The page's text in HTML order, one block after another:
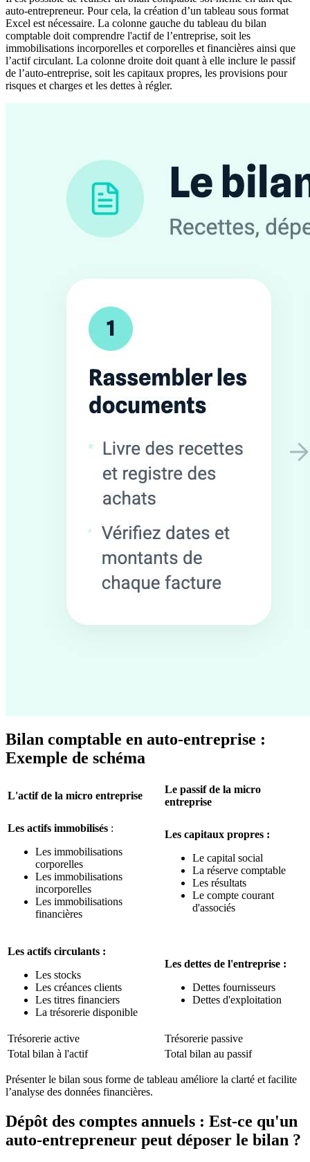
auto-entrepreneur. Pour cela, la création d’un tableau sous format
Excel est nécessaire. La colonne gauche du tableau du bilan
comptable doit comprendre l'actif de l’entreprise, soit les
immobilisations incorporelles et corporelles et financières ainsi que
l’actif circulant. La colonne droite doit quant à elle inclure le passif
de l’auto-entreprise, soit les capitaux propres, les provisions pour
risques et charges et les dettes à régler.
Bilan comptable en auto-entreprise :
Exemple de schéma
L'actif de la micro entreprise
Le passif de la micro
entreprise
Les actifs immobilisés :
Les immobilisations
corporelles
Les immobilisations
incorporelles
Les immobilisations
financières
Les capitaux propres :
Le capital social
La réserve comptable
Les résultats
Le compte courant
d'associés
Les actifs circulants :
Les stocks
Les créances clients
Les titres financiers
La trésorerie disponible
Les dettes de l'entreprise :
Dettes fournisseurs
Dettes d'exploitation
Trésorerie active
Trésorerie passive
Total bilan à l'actif
Total bilan au passif
Présenter le bilan sous forme de tableau améliore la clarté et facilite
l’analyse des données financières.
Dépôt des comptes annuels : Est-ce qu'un
auto-entrepreneur peut déposer le bilan ?